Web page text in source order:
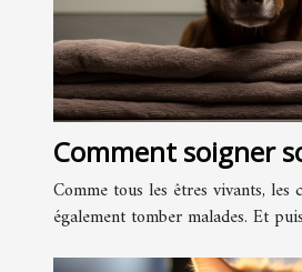
Comment soigner
Comme tous les êtres vivants, les
également tomber malades. Et